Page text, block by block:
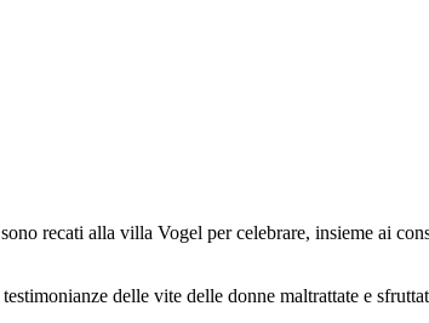
recati alla villa Vogel per celebrare, insieme ai
delle vite delle donne maltrattate e